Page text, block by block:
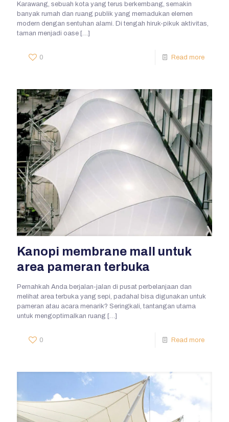
Karawang, sebuah kota yang terus berkembang, semakin
banyak rumah dan ruang publik yang memadukan elemen
modern dengan sentuhan alami. Di tengah hiruk-pikuk aktivitas,
taman menjadi oase […]
0 Read more
Kanopi membrane mall untuk
area pameran terbuka
Pernahkah Anda berjalan-jalan di pusat perbelanjaan dan
melihat area terbuka yang sepi, padahal bisa digunakan untuk
pameran atau acara menarik? Seringkali, tantangan utama
untuk mengoptimalkan ruang […]
0 Read more